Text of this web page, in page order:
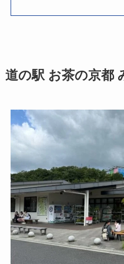
道の駅 お茶の京都